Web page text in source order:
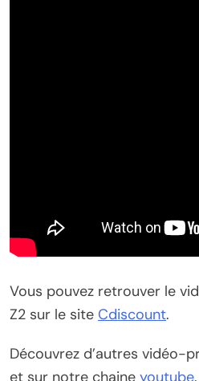
Vous pouvez retrouver le
Z2 sur le site Cdiscount.
Découvrez d’autres vidéo-
et sur notre chaine youtube.